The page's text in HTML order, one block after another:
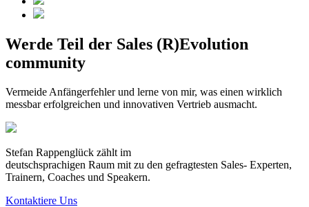
Werde Teil der Sales (R)Evolution
community
Vermeide Anfängerfehler und lerne von mir, was einen wirklich
messbar erfolgreichen und innovativen Vertrieb ausmacht.
Stefan Rappenglück zählt im
deutschsprachigen Raum mit zu den gefragtesten Sales- Experten,
Trainern, Coaches und Speakern.
Kontaktiere Uns